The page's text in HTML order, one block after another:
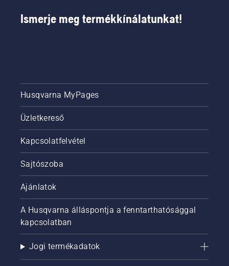
Ismerje meg termékkínálatunkat!
Husqvarna MyPages
Üzletkereső
Kapcsolatfelvétel
Sajtószoba
Ajánlatok
A Husqvarna álláspontja a fenntarthatósággal
kapcsolatban
Jogi termékadatok